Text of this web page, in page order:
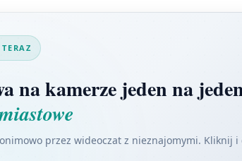
na kamerze jeden na
przez wideoczat z nieznajomymi. Kliknij i